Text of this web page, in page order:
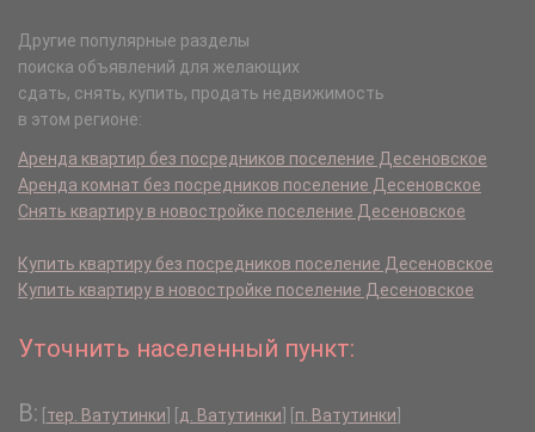
Другие популярные разделы
поиска объявлений для желающих
сдать, снять, купить, продать недвижимость
в этом регионе:
Аренда квартир без посредников поселение Десеновское
Аренда комнат без посредников поселение Десеновское
Снять квартиру в новостройке поселение Десеновское
Купить квартиру без посредников поселение Десеновское
Купить квартиру в новостройке поселение Десеновское
Уточнить населенный пункт:
В: тер. Ватутинки д. Ватутинки п. Ватутинки